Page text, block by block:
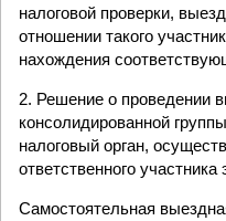
налоговой проверки,
отношении такого
нахождения
2. Решение о проведении
консолидированной
налоговый орган,
ответственного участника
Самостоятельная